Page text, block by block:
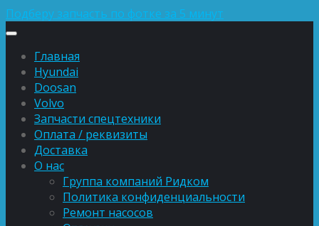
Подберу запчасть по фотке за 5 минут
Главная
Hyundai
Doosan
Volvo
Запчасти спецтехники
Оплата / реквизиты
Доставка
О нас
Группа компаний Ридком
Политика конфиденциальности
Ремонт насосов